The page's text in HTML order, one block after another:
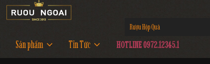
Rượu Hộp Quà
Sản phẩm Tin Tức HOTLINE 0972.12345.1